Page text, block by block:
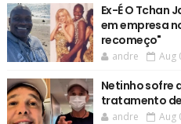
Ex-É O Tchan
em empresa
recomeço"
andre Aug
Netinho sofre
tratamento
andre Aug